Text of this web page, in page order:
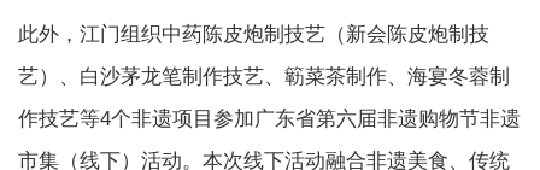
此外，江门组织中药陈皮炮制技艺（新会陈皮炮制技
艺）、白沙茅龙笔制作技艺、簕菜茶制作、海宴冬蓉制
作技艺等4个非遗项目参加广东省第六届非遗购物节非遗
市集（线下）活动。本次线下活动融合非遗美食、传统